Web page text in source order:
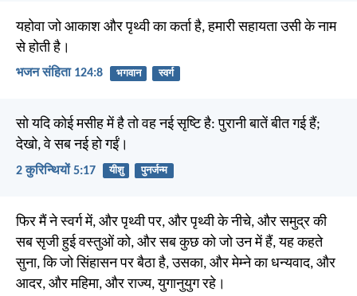
यहोवा जो आकाश और पृथ्वी का कर्ता है, हमारी सहायता उसी के नाम
से होती है।
भजन संहिता 124:8 भगवान स्वर्ग
सो यदि कोई मसीह में है तो वह नई सृष्टि है: पुरानी बातें बीत गई हैं;
देखो, वे सब नई हो गईं।
2 कुरिन्थियों 5:17 यीशु पुनर्जन्म
फिर मैं ने स्वर्ग में, और पृथ्वी पर, और पृथ्वी के नीचे, और समुद्र की
सब सृजी हुई वस्तुओं को, और सब कुछ को जो उन में हैं, यह कहते
सुना, कि जो सिंहासन पर बैठा है, उसका, और मेम्ने का धन्यवाद, और
आदर, और महिमा, और राज्य, युगानुयुग रहे।